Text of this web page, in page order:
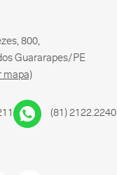
800,
Guararapes/PE
mapa)
(81) 2122.2240